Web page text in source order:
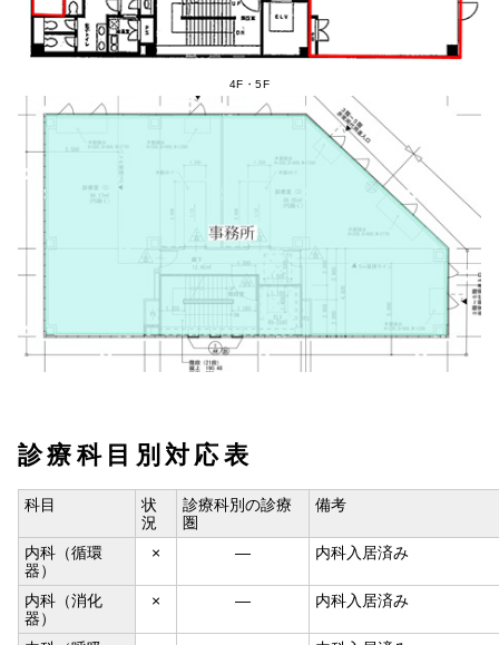
4F・5F
診療科目別対応表
科目
状
況
診療科別の診療
圏
備考
内科（循環
器）
× ― 内科入居済み
内科（消化
器）
× ― 内科入居済み